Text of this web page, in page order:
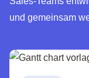
und gemeinsam